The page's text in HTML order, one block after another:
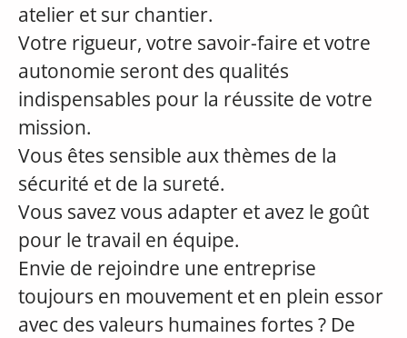
atelier et sur chantier.
Votre rigueur, votre savoir-faire et votre
autonomie seront des qualités
indispensables pour la réussite de votre
mission.
Vous êtes sensible aux thèmes de la
sécurité et de la sureté.
Vous savez vous adapter et avez le goût
pour le travail en équipe.
Envie de rejoindre une entreprise
toujours en mouvement et en plein essor
avec des valeurs humaines fortes ? De